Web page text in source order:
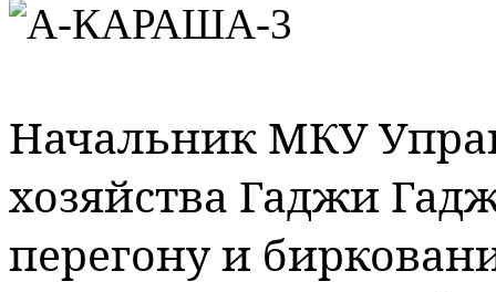
Начальник МКУ
хозяйства Гаджи
перегону и